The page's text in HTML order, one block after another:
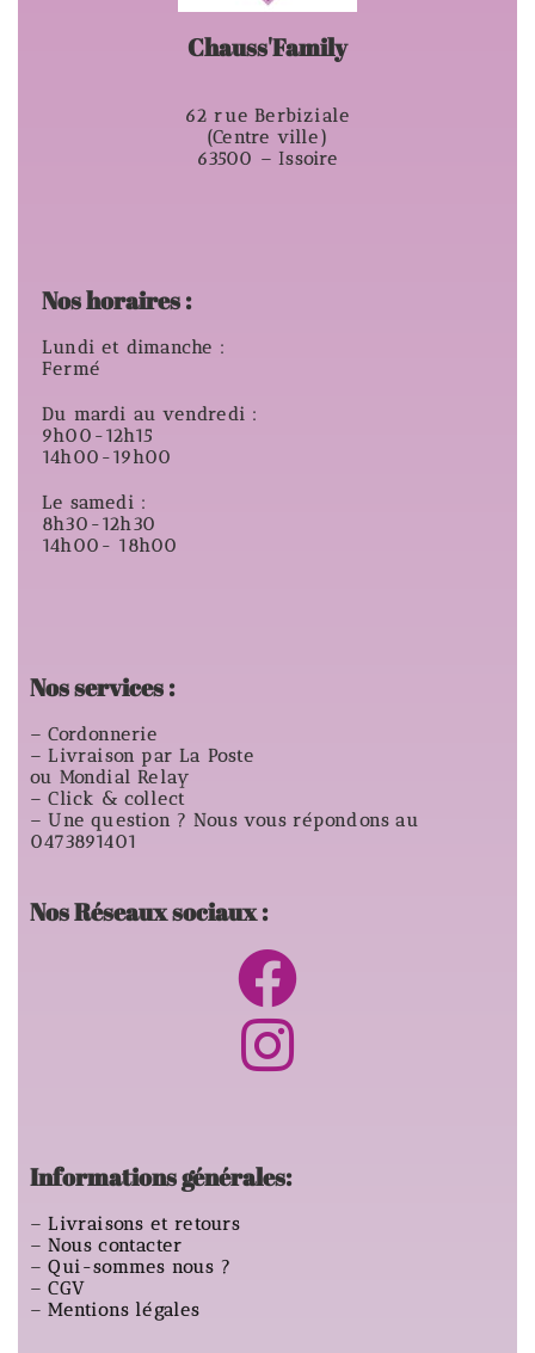
Chauss'Family
62 rue Berbiziale
(Centre ville)
63500 – Issoire
Nos horaires :
Lundi et dimanche :
Fermé
Du mardi au vendredi :
9h00-12h15
14h00-19h00
Le samedi :
8h30-12h30
14h00- 18h00
Nos services :
– Cordonnerie
– Livraison par La Poste
ou Mondial Relay
– Click & collect
– Une question ? Nous vous répondons au
0473891401
Nos Réseaux sociaux :
Informations générales:
–Livraisons et retours
–Nous contacter
–Qui-sommes nous ?
–CGV
–Mentions légales